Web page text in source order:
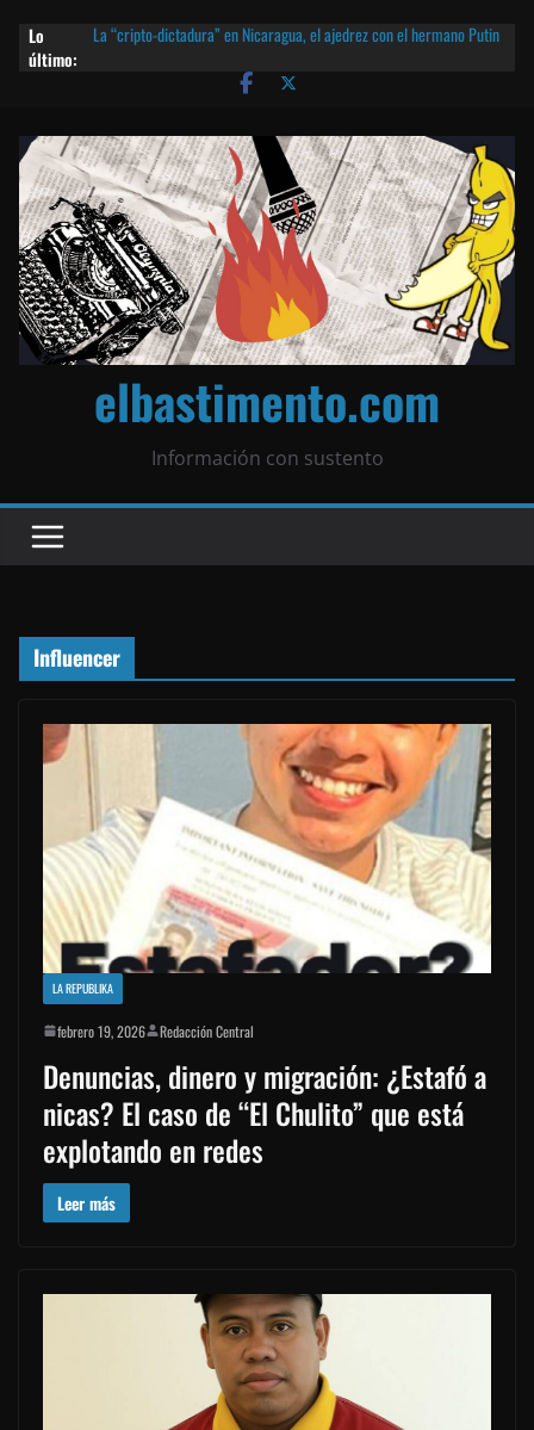
Lo
último:
La “cripto-dictadura” en Nicaragua, el ajedrez con el hermano Putin
Agarrá tu POLLO FRITO, vamos a la dictadura ETERNA | ¡O lo que
¡El partido único! Nicaragua, la Corea del Norte con queso frito y el
Batman de Matagalpa
Las mentiras del Cardenal Leopoldo Brenes con el Papa
¿Piratas de El Carmen en la India? El barco fantasma de Nicaragua |
¡O lo que queda!
elbastimento.com
Información con sustento
Influencer
LA REPUBLIKA
febrero 19, 2026 Redacción Central
Denuncias, dinero y migración: ¿Estafó a
nicas? El caso de “El Chulito” que está
explotando en redes
Leer más